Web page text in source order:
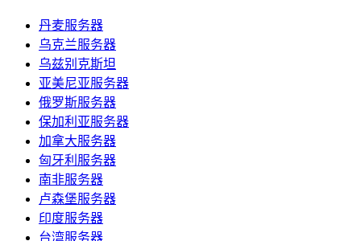
丹麦服务器
乌克兰服务器
乌兹别克斯坦
亚美尼亚服务器
俄罗斯服务器
保加利亚服务器
加拿大服务器
匈牙利服务器
南非服务器
卢森堡服务器
印度服务器
台湾服务器